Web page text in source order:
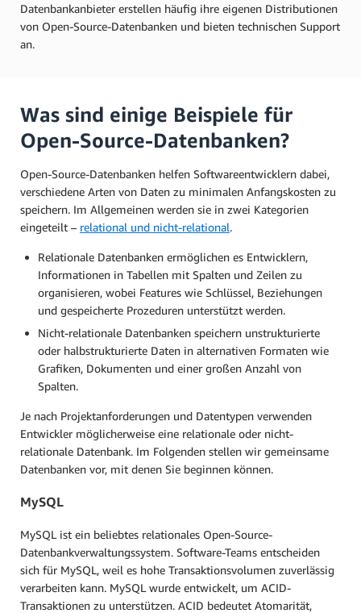
Datenbankanbieter erstellen häufig ihre eigenen Distributionen
von Open-Source-Datenbanken und bieten technischen Support
an.
Was sind einige Beispiele für
Open-Source-Datenbanken?
Open-Source-Datenbanken helfen Softwareentwicklern dabei,
verschiedene Arten von Daten zu minimalen Anfangskosten zu
speichern. Im Allgemeinen werden sie in zwei Kategorien
eingeteilt – relational und nicht-relational.
Relationale Datenbanken ermöglichen es Entwicklern,
Informationen in Tabellen mit Spalten und Zeilen zu
organisieren, wobei Features wie Schlüssel, Beziehungen
und gespeicherte Prozeduren unterstützt werden.
Nicht-relationale Datenbanken speichern unstrukturierte
oder halbstrukturierte Daten in alternativen Formaten wie
Grafiken, Dokumenten und einer großen Anzahl von
Spalten.
Je nach Projektanforderungen und Datentypen verwenden
Entwickler möglicherweise eine relationale oder nicht-
relationale Datenbank. Im Folgenden stellen wir gemeinsame
Datenbanken vor, mit denen Sie beginnen können.
MySQL
MySQL ist ein beliebtes relationales Open-Source-
Datenbankverwaltungssystem. Software-Teams entscheiden
sich für MySQL, weil es hohe Transaktionsvolumen zuverlässig
verarbeiten kann. MySQL wurde entwickelt, um ACID-
Transaktionen zu unterstützen. ACID bedeutet Atomarität,